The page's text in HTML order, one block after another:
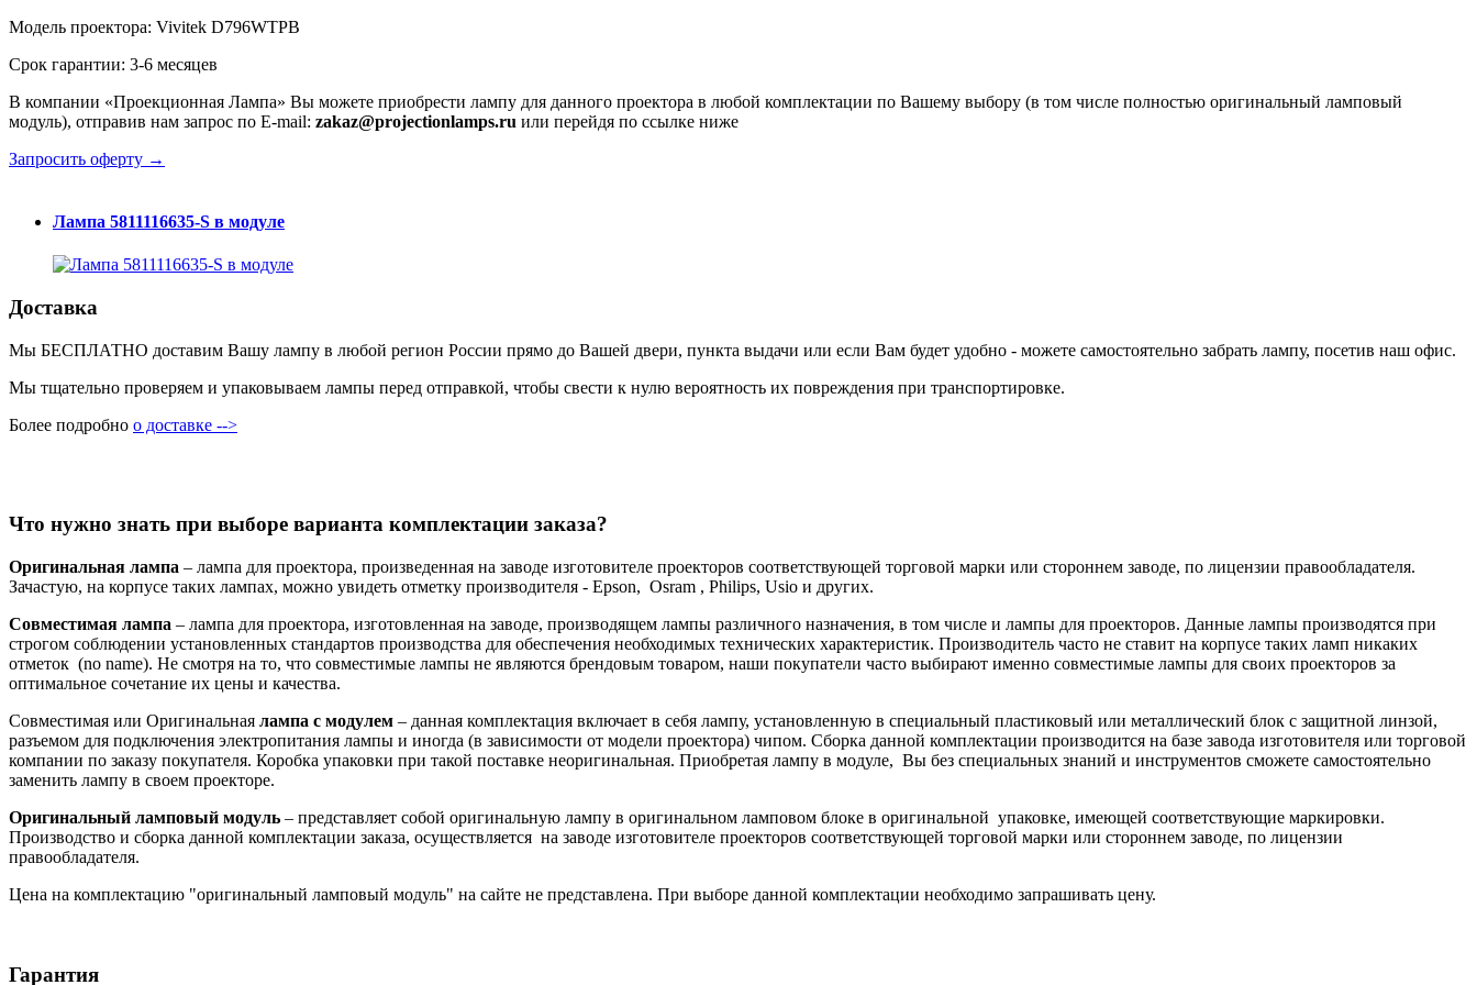
Модель проектора: Vivitek D796WTPB
Срок гарантии: 3-6 месяцев
В компании «Проекционная Лампа» Вы можете приобрести лампу для данного проектора в любой комплектации по Вашему выбору (в том числе полностью оригинальный ламповый
модуль), отправив нам запрос по E-mail: zakaz@projectionlamps.ru или перейдя по ссылке ниже
Запросить оферту →
Лампа 5811116635-S в модуле
Доставка
Мы БЕСПЛАТНО доставим Вашу лампу в любой регион России прямо до Вашей двери, пункта выдачи или если Вам будет удобно - можете самостоятельно забрать лампу, посетив наш офис.
Мы тщательно проверяем и упаковываем лампы перед отправкой, чтобы свести к нулю вероятность их повреждения при транспортировке.
Более подробно о доставке -->
Что нужно знать при выборе варианта комплектации заказа?
Оригинальная лампа – лампа для проектора, произведенная на заводе изготовителе проекторов соответствующей торговой марки или стороннем заводе, по лицензии правообладателя.
Зачастую, на корпусе таких лампах, можно увидеть отметку производителя - Epson, Osram , Philips, Usio и других.
Совместимая лампа – лампа для проектора, изготовленная на заводе, производящем лампы различного назначения, в том числе и лампы для проекторов. Данные лампы производятся при
строгом соблюдении установленных стандартов производства для обеспечения необходимых технических характеристик. Производитель часто не ставит на корпусе таких ламп никаких
отметок (no name). Не смотря на то, что совместимые лампы не являются брендовым товаром, наши покупатели часто выбирают именно совместимые лампы для своих проекторов за
оптимальное сочетание их цены и качества.
Совместимая или Оригинальная лампа с модулем – данная комплектация включает в себя лампу, установленную в специальный пластиковый или металлический блок с защитной линзой,
разъемом для подключения электропитания лампы и иногда (в зависимости от модели проектора) чипом. Сборка данной комплектации производится на базе завода изготовителя или торговой
компании по заказу покупателя. Коробка упаковки при такой поставке неоригинальная. Приобретая лампу в модуле, Вы без специальных знаний и инструментов сможете самостоятельно
заменить лампу в своем проекторе.
Оригинальный ламповый модуль – представляет собой оригинальную лампу в оригинальном ламповом блоке в оригинальной упаковке, имеющей соответствующие маркировки.
Производство и сборка данной комплектации заказа, осуществляется на заводе изготовителе проекторов соответствующей торговой марки или стороннем заводе, по лицензии
правообладателя.
Цена на комплектацию "оригинальный ламповый модуль" на сайте не представлена. При выборе данной комплектации необходимо запрашивать цену.
Гарантия